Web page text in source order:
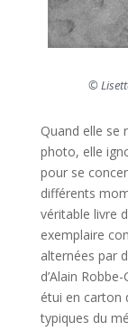
©
Quand elle se
photo, elle
pour se
différents
véritable livre
exemplaire
alternées par
d’Alain
étui en carton
typiques du